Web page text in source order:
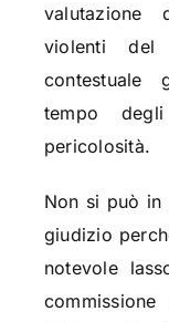
valutazione
violenti del
contestuale
tempo
pericolosità.
Non si può in
giudizio
notevole